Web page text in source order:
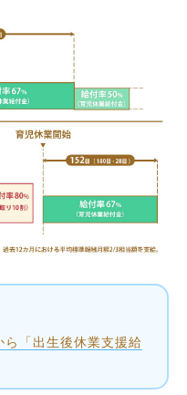
「出生後休業支援給